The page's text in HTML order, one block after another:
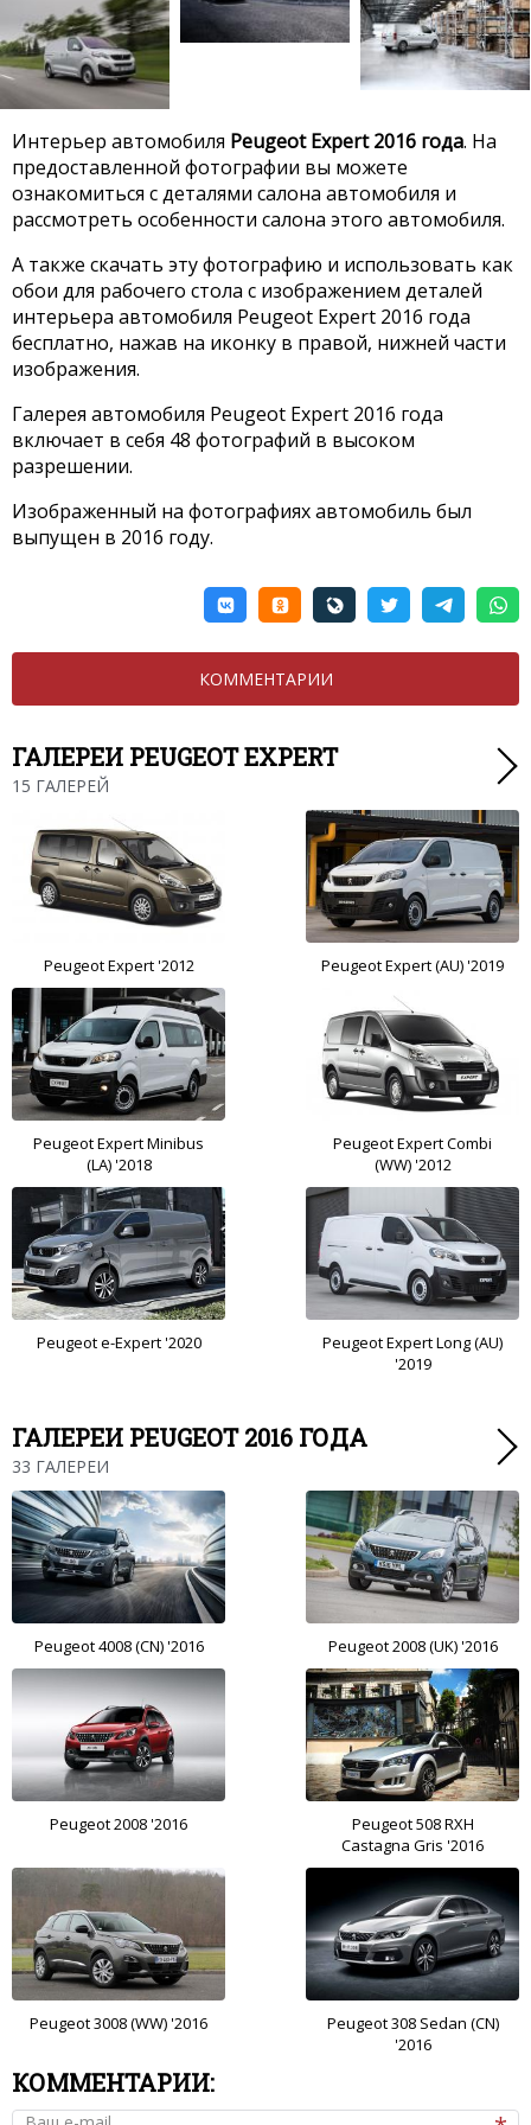
Интерьер автомобиля Peugeot Expert 2016 года. На
предоставленной фотографии вы можете
ознакомиться с деталями салона автомобиля и
рассмотреть особенности салона этого автомобиля.
А также скачать эту фотографию и использовать как
обои для рабочего стола с изображением деталей
интерьера автомобиля Peugeot Expert 2016 года
бесплатно, нажав на иконку в правой, нижней части
изображения.
Галерея автомобиля Peugeot Expert 2016 года
включает в себя 48 фотографий в высоком
разрешении.
Изображенный на фотографиях автомобиль был
выпущен в 2016 году.
КОММЕНТАРИИ
ГАЛЕРЕИ PEUGEOT EXPERT
15 ГАЛЕРЕЙ
Peugeot Expert '2012 Peugeot Expert (AU) '2019
Peugeot Expert Minibus
(LA) '2018
Peugeot Expert Combi
(WW) '2012
Peugeot e-Expert '2020
Peugeot Expert Long (AU)
'2019
ГАЛЕРЕИ PEUGEOT 2016 ГОДА
33 ГАЛЕРЕИ
Peugeot 4008 (CN) '2016 Peugeot 2008 (UK) '2016
Peugeot 2008 '2016
Peugeot 508 RXH
Castagna Gris '2016
Peugeot 3008 (WW) '2016
Peugeot 308 Sedan (CN)
'2016
КОММЕНТАРИИ: